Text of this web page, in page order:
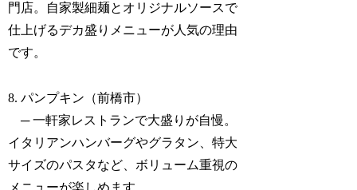
門店。自家製細麺とオリジナルソースで
仕上げるデカ盛りメニューが人気の理由
です。
8. パンプキン（前橋市）
─ 一軒家レストランで大盛りが自慢。
イタリアンハンバーグやグラタン、特大
サイズのパスタなど、ボリューム重視の